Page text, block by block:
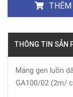
THÊM
THÔNG TIN SẢN
Máng gen luồn
GA100/02 (2m/